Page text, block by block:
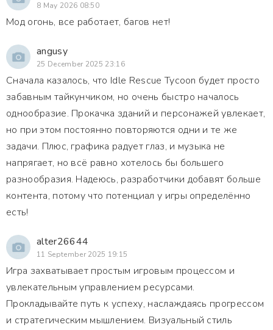
8 May 2026 08:50
Мод огонь, все работает, багов нет!
angusy
25 December 2025 23:16
Сначала казалось, что Idle Rescue Tycoon будет просто
забавным тайкунчиком, но очень быстро началось
однообразие. Прокачка зданий и персонажей увлекает,
но при этом постоянно повторяются одни и те же
задачи. Плюс, графика радует глаз, и музыка не
напрягает, но всё равно хотелось бы большего
разнообразия. Надеюсь, разработчики добавят больше
контента, потому что потенциал у игры определённо
есть!
alter26644
11 September 2025 19:15
Игра захватывает простым игровым процессом и
увлекательным управлением ресурсами.
Прокладывайте путь к успеху, наслаждаясь прогрессом
и стратегическим мышлением. Визуальный стиль